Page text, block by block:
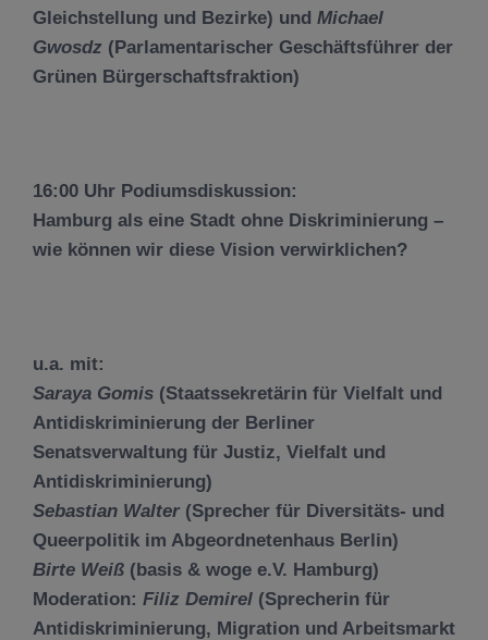
Gleichstellung und Bezirke) und Michael
Gwosdz (Parlamentarischer Geschäftsführer der
Grünen Bürgerschaftsfraktion)
16:00 Uhr Podiumsdiskussion:
Hamburg als eine Stadt ohne Diskriminierung –
wie können wir diese Vision verwirklichen?
u.a. mit:
Saraya Gomis (Staatssekretärin für Vielfalt und
Antidiskriminierung der Berliner
Senatsverwaltung für Justiz, Vielfalt und
Antidiskriminierung)
Sebastian Walter (Sprecher für Diversitäts- und
Queerpolitik im Abgeordnetenhaus Berlin)
Birte Weiß (basis & woge e.V. Hamburg)
Moderation: Filiz Demirel (Sprecherin für
Antidiskriminierung, Migration und Arbeitsmarkt